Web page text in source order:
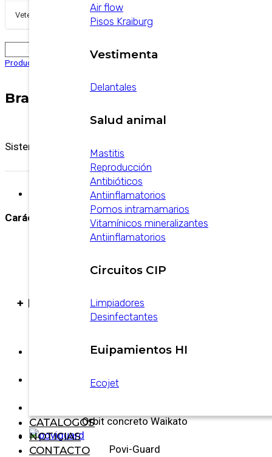
Air flow
Pisos Kraiburg
Vestimenta
Delantales
Salud animal
Mastitis
Reproducción
Antibióticos
Antiinflamatorios
Pomos intramamarios
Vitamínicos mineralizantes
Antiinflamatorios
Circuitos CIP
Limpiadores
Desinfectantes
Euipamientos HI
Ecojet
CATALOGOS
NOTICIAS
CONTACTO
Veterinarios
Productos
Brazo rociador Waikato
Sistema automatico de rociado de pezones.
Carácteristas
+ PRODUCTOS
Orbit concreto Waikato
Povi-Guard